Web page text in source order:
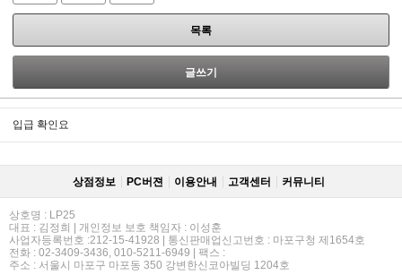
목록
글쓰기
입급 확인요
상점정보 PC버젼 이용안내 고객센터 커뮤니티
상호명 : LP25
대표 : 김정희 | 개인정보 보호 책임자 : 이성훈
사업자등록번호 :212-15-41928 | 통신판매업신고번호 : 마포구청 제1654호
전화 : 02-3409-3436, 010-5211-6949 | 팩스 :
주소 : 서울시 마포구 마포동 350 강변한신코아빌딩 1204호